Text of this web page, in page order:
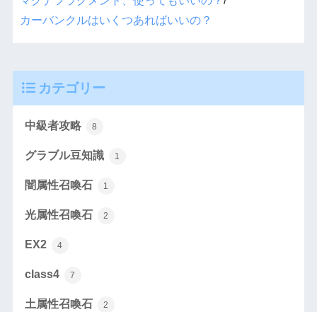
カーバンクルはいくつあればいいの？
カテゴリー
中級者攻略 8
グラブル豆知識 1
闇属性召喚石 1
光属性召喚石 2
EX2 4
class4 7
土属性召喚石 2